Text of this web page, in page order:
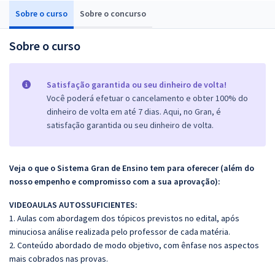
Sobre o curso Sobre o concurso
Sobre o curso
Satisfação garantida ou seu dinheiro de volta!
Você poderá efetuar o cancelamento e obter 100% do
dinheiro de volta em até 7 dias. Aqui, no Gran, é
satisfação garantida ou seu dinheiro de volta.
Veja o que o Sistema Gran de Ensino tem para oferecer (além do
nosso empenho e compromisso com a sua aprovação):
VIDEOAULAS AUTOSSUFICIENTES:
1. Aulas com abordagem dos tópicos previstos no edital, após
minuciosa análise realizada pelo professor de cada matéria.
2. Conteúdo abordado de modo objetivo, com ênfase nos aspectos
mais cobrados nas provas.